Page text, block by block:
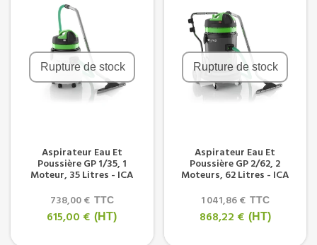
Rupture de stock
Aspirateur Eau Et
Poussière GP 1/35, 1
Moteur, 35 Litres - ICA
738,00 € TTC
615,00 € (HT)
Rupture de stock
Aspirateur Eau Et
Poussière GP 2/62, 2
Moteurs, 62 Litres - ICA
1 041,86 € TTC
868,22 € (HT)